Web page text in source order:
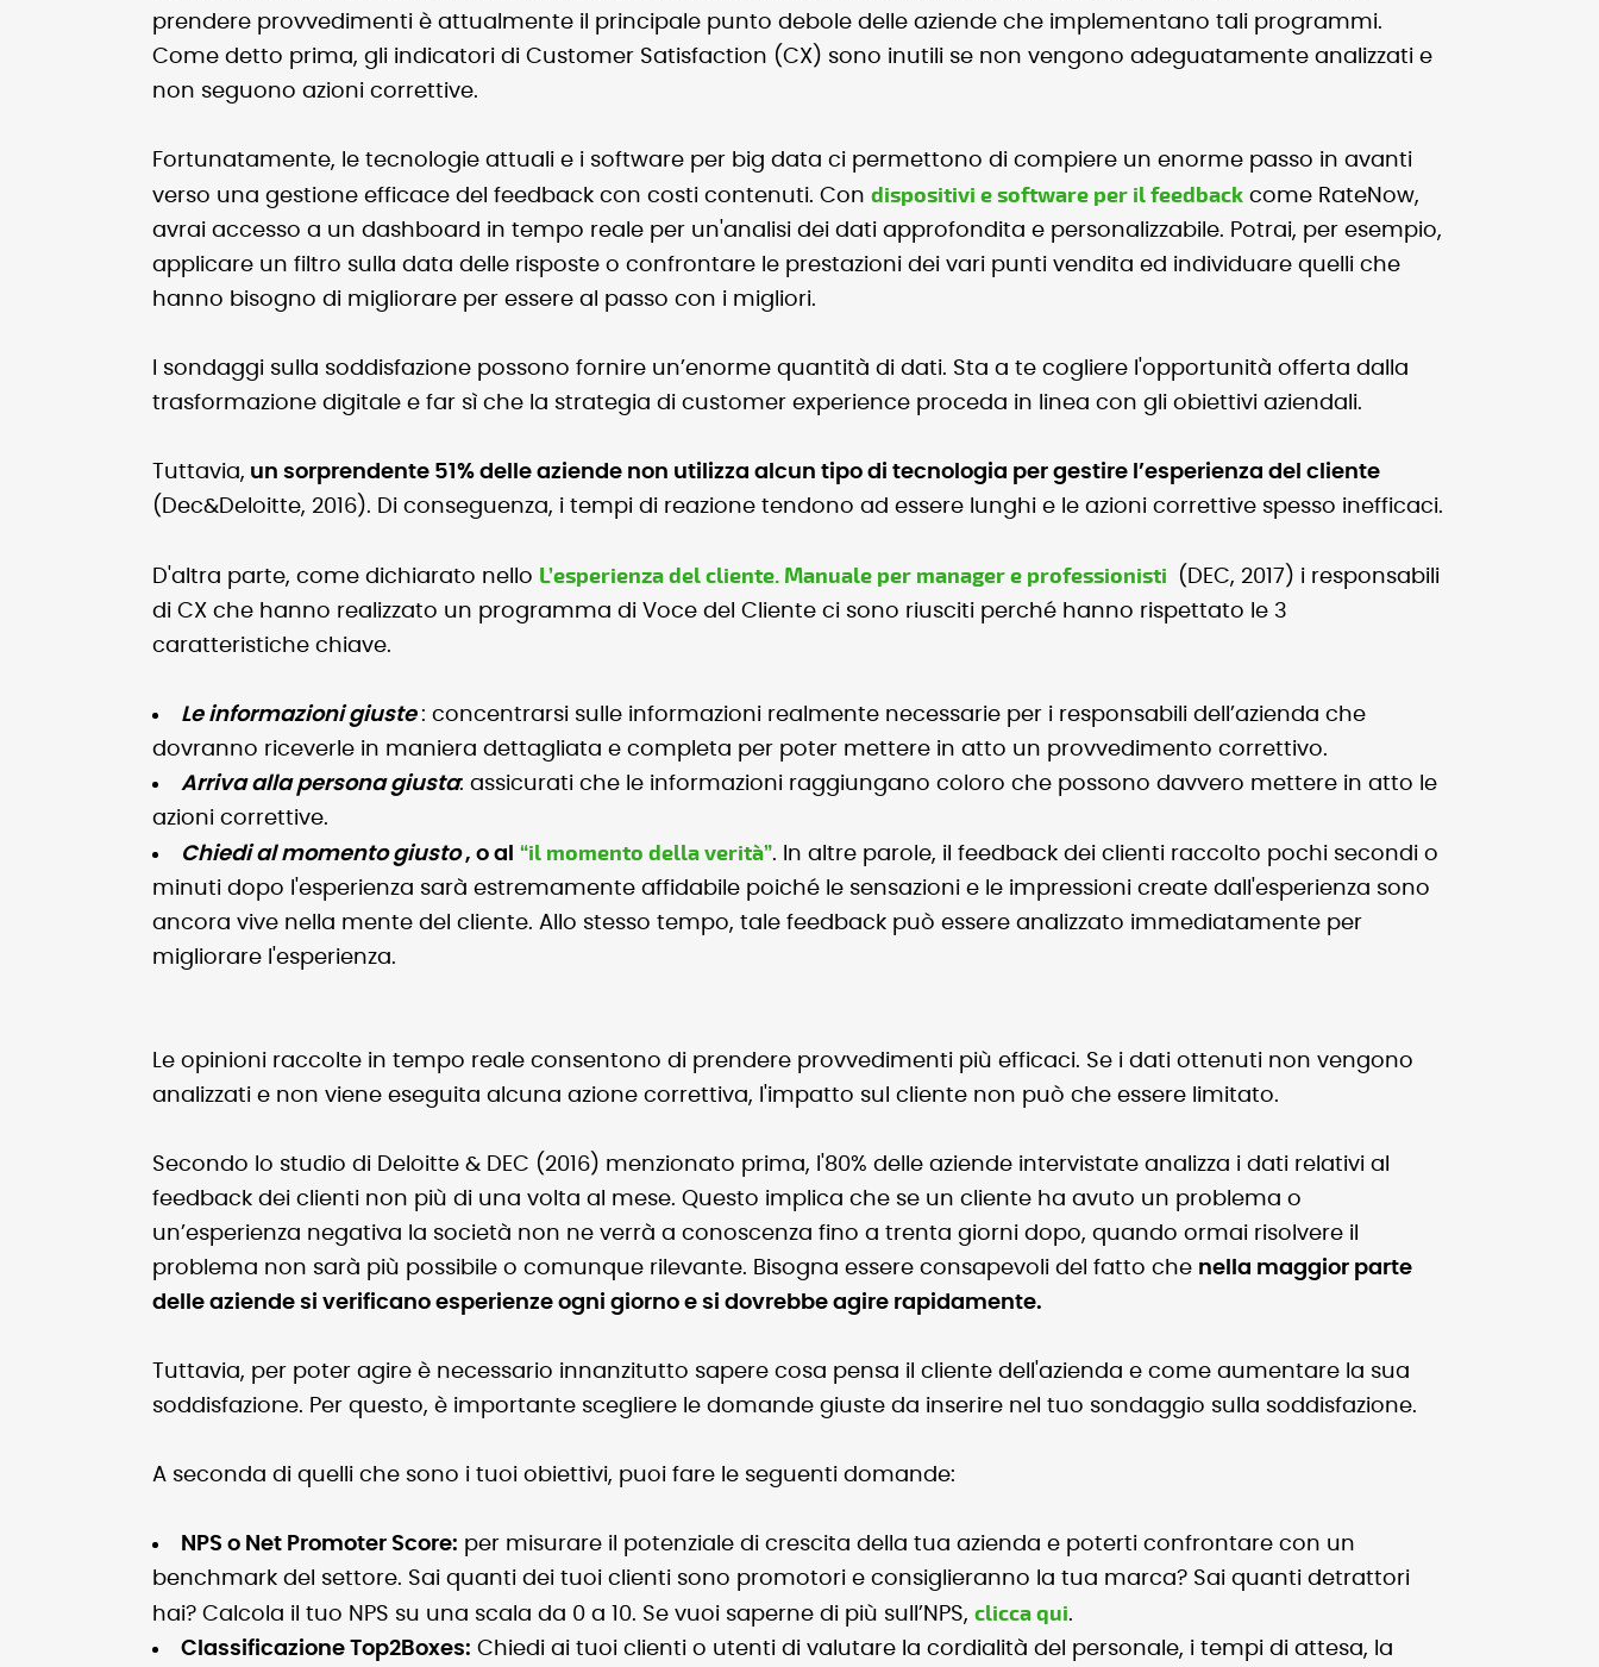
prendere provvedimenti è attualmente il principale punto debole delle aziende che implementano tali programmi.
Come detto prima, gli indicatori di Customer Satisfaction (CX) sono inutili se non vengono adeguatamente analizzati e
non seguono azioni correttive.
Fortunatamente, le tecnologie attuali e i software per big data ci permettono di compiere un enorme passo in avanti
verso una gestione efficace del feedback con costi contenuti. Con dispositivi e software per il feedback come RateNow,
avrai accesso a un dashboard in tempo reale per un'analisi dei dati approfondita e personalizzabile. Potrai, per esempio,
applicare un filtro sulla data delle risposte o confrontare le prestazioni dei vari punti vendita ed individuare quelli che
hanno bisogno di migliorare per essere al passo con i migliori.
I sondaggi sulla soddisfazione possono fornire un’enorme quantità di dati. Sta a te cogliere l'opportunità offerta dalla
trasformazione digitale e far sì che la strategia di customer experience proceda in linea con gli obiettivi aziendali.
Tuttavia, un sorprendente 51% delle aziende non utilizza alcun tipo di tecnologia per gestire l’esperienza del cliente
(Dec&Deloitte, 2016). Di conseguenza, i tempi di reazione tendono ad essere lunghi e le azioni correttive spesso inefficaci.
D'altra parte, come dichiarato nello L’esperienza del cliente. Manuale per manager e professionisti
(DEC, 2017) i responsabili
di CX che hanno realizzato un programma di Voce del Cliente ci sono riusciti perché hanno rispettato le 3
caratteristiche chiave.
Le informazioni giuste : concentrarsi sulle informazioni realmente necessarie per i responsabili dell’azienda che
dovranno riceverle in maniera dettagliata e completa per poter mettere in atto un provvedimento correttivo.
Arriva alla persona giusta: assicurati che le informazioni raggiungano coloro che possono davvero mettere in atto le
azioni correttive.
Chiedi al momento giusto, o al “il momento della verità”. In altre parole, il feedback dei clienti raccolto pochi secondi o
minuti dopo l'esperienza sarà estremamente affidabile poiché le sensazioni e le impressioni create dall'esperienza sono
ancora vive nella mente del cliente. Allo stesso tempo, tale feedback può essere analizzato immediatamente per
migliorare l'esperienza.
Le opinioni raccolte in tempo reale consentono di prendere provvedimenti più efficaci. Se i dati ottenuti non vengono
analizzati e non viene eseguita alcuna azione correttiva, l'impatto sul cliente non può che essere limitato.
Secondo lo studio di Deloitte & DEC (2016) menzionato prima, l'80% delle aziende intervistate analizza i dati relativi al
feedback dei clienti non più di una volta al mese. Questo implica che se un cliente ha avuto un problema o
un’esperienza negativa la società non ne verrà a conoscenza fino a trenta giorni dopo, quando ormai risolvere il
problema non sarà più possibile o comunque rilevante. Bisogna essere consapevoli del fatto che nella maggior parte
delle aziende si verificano esperienze ogni giorno e si dovrebbe agire rapidamente.
Tuttavia, per poter agire è necessario innanzitutto sapere cosa pensa il cliente dell'azienda e come aumentare la sua
soddisfazione. Per questo, è importante scegliere le domande giuste da inserire nel tuo sondaggio sulla soddisfazione.
A seconda di quelli che sono i tuoi obiettivi, puoi fare le seguenti domande:
NPS o Net Promoter Score: per misurare il potenziale di crescita della tua azienda e poterti confrontare con un
benchmark del settore. Sai quanti dei tuoi clienti sono promotori e consiglieranno la tua marca? Sai quanti detrattori
hai? Calcola il tuo NPS su una scala da 0 a 10. Se vuoi saperne di più sull’NPS, clicca qui.
Classificazione Top2Boxes: Chiedi ai tuoi clienti o utenti di valutare la cordialità del personale, i tempi di attesa, la